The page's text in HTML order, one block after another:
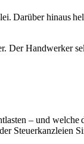
Darüber hinaus
Der Handwerker
– und welche
Steuerkanzleien